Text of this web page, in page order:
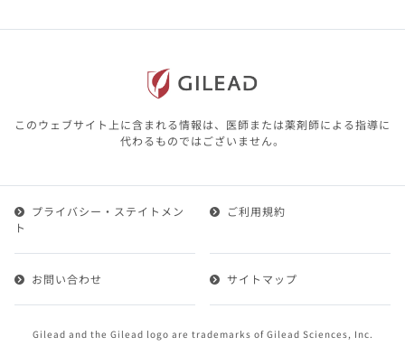
含む）の情報は、その製品またはその製品の
本サイト内の情報は、医師その他医療関係者
が行なうべきアドバイスやサービスを提供す
るものではありません。本サイトに表示され
ている情報は、決して、医師その他医療関係
1.会員とは、医療関係者の方で、本サービスの利用規約
ービスに登録を申し込みギリアドがこれを承認した方を
いいます。
けることができます。
このウェブサイト上に含まれる情報は、医師または薬剤師による指導に
代わるものではございません。
Gilead and the Gilead logo are trademarks of Gilead Sciences, Inc.
プライバシー・ステイトメン
ト
ご利用規約
お問い合わせ サイトマップ